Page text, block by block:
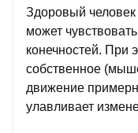
Здоровый человек
может
конечностей. При
собственное
движение
улавливает